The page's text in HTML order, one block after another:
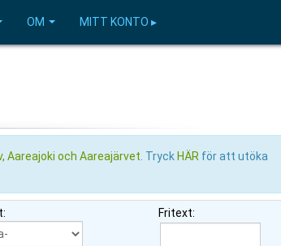
OM MITT KONTO ▸
Aareajoki och Aareajärvet . Tryck HÄR för att utöka
Fritext: